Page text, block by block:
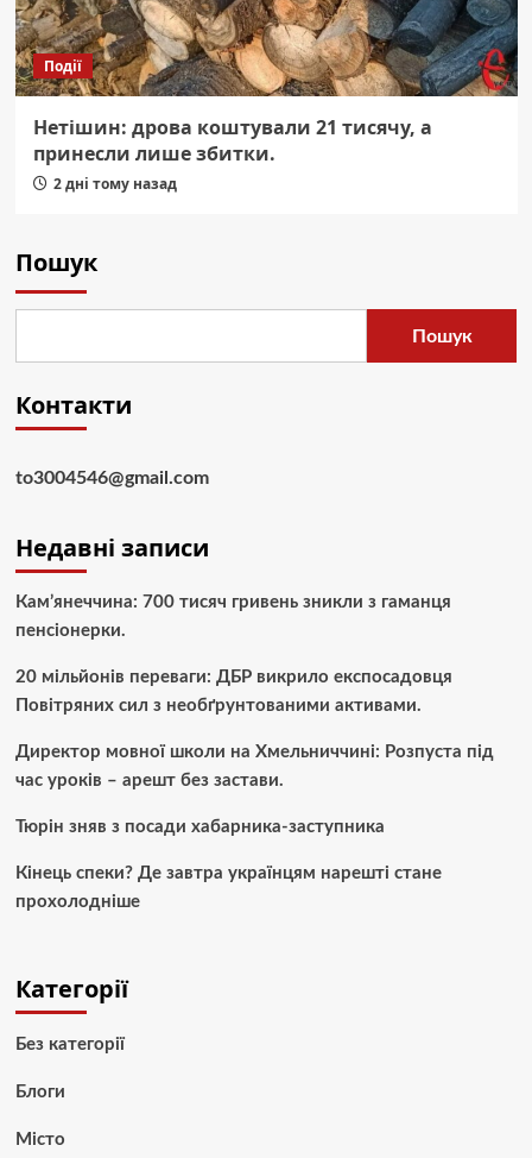
Події
Нетішин: дрова коштували 21 тисячу, а
принесли лише збитки.
2 дні тому назад
Пошук
Пошук
Контакти
to3004546@gmail.com
Недавні записи
Кам’янеччина: 700 тисяч гривень зникли з гаманця
пенсіонерки.
20 мільйонів переваги: ДБР викрило експосадовця
Повітряних сил з необґрунтованими активами.
Директор мовної школи на Хмельниччині: Розпуста під
час уроків – арешт без застави.
Тюрін зняв з посади хабарника-заступника
Кінець спеки? Де завтра українцям нарешті стане
прохолодніше
Категорії
Без категорії
Блоги
Місто